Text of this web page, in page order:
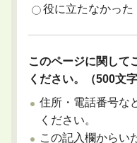
役に立たなかった
このページに関して
ください。（500文字
住所・電話番号な
ください。
この記入欄からい